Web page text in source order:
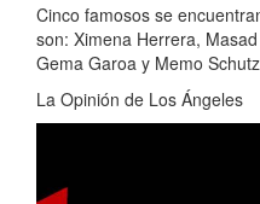
Cinco famosos se
son: Ximena Herrera,
Gema Garoa y Memo Schutz
La Opinión de Los Ángeles